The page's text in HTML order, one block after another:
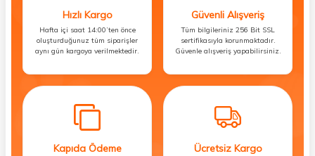
Hızlı Kargo
Hafta içi saat 14:00’ten önce
oluşturduğunuz tüm siparişler
aynı gün kargoya verilmektedir.
Güvenli Alışveriş
Tüm bilgileriniz 256 Bit SSL
sertifikasıyla korunmaktadır.
Güvenle alışveriş yapabilirsiniz.
Kapıda Ödeme Ücretsiz Kargo